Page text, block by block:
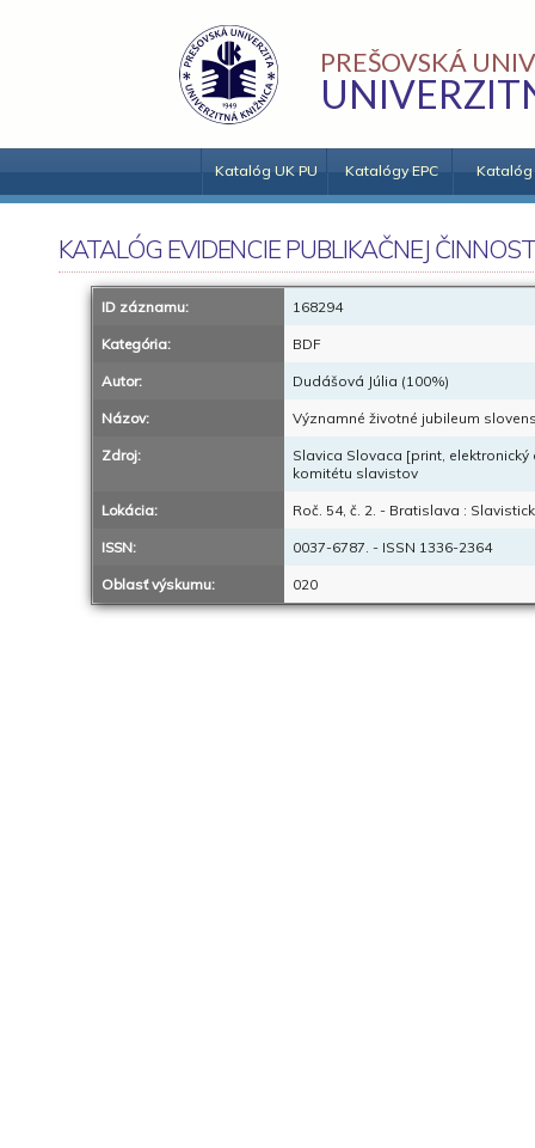
PREŠOVSKÁ
Katalóg UK PU Katalógy EPC Katalóg
KATALÓG EVIDENCIE PUBLIKAČNEJ
ID záznamu: 168294
Kategória: BDF
Autor: Dudášová Júlia (100%)
Názov: Významné životné jubileum
Zdroj:
Slavica Slovaca [print,
komitétu slavistov
Lokácia: Roč. 54, č. 2. - Bratislava :
ISSN: 0037-6787. - ISSN 1336-2364
Oblasť výskumu: 020